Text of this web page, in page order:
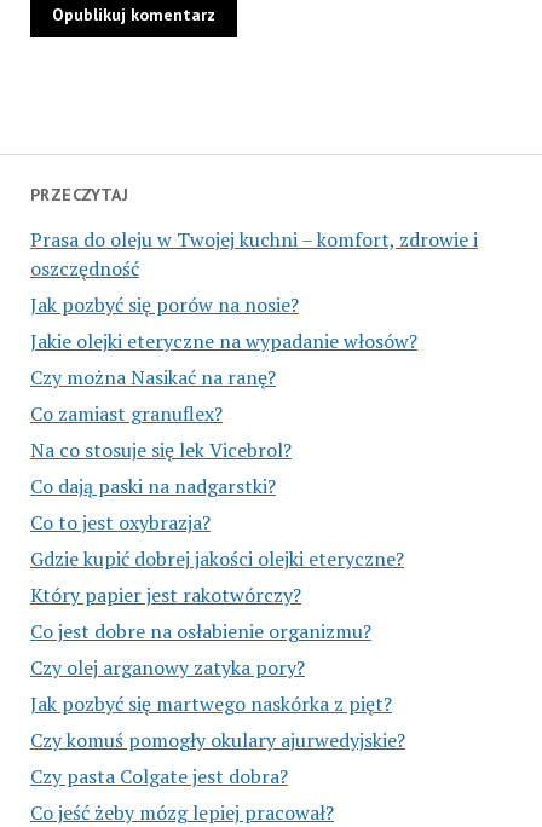
PRZECZYTAJ
Prasa do oleju w Twojej kuchni – komfort, zdrowie i
oszczędność
Jak pozbyć się porów na nosie?
Jakie olejki eteryczne na wypadanie włosów?
Czy można Nasikać na ranę?
Co zamiast granuflex?
Na co stosuje się lek Vicebrol?
Co dają paski na nadgarstki?
Co to jest oxybrazja?
Gdzie kupić dobrej jakości olejki eteryczne?
Który papier jest rakotwórczy?
Co jest dobre na osłabienie organizmu?
Czy olej arganowy zatyka pory?
Jak pozbyć się martwego naskórka z pięt?
Czy komuś pomogły okulary ajurwedyjskie?
Czy pasta Colgate jest dobra?
Co jeść żeby mózg lepiej pracował?